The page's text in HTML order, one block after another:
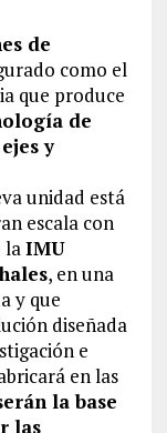
de
como el
que produce
de
y
unidad está
escala con
laIMU
, en una
y que
diseñada
e
en las
la base
las